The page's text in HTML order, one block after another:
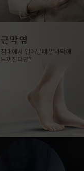
막염
대에서 일어날때 발바닥에
껴진다면?